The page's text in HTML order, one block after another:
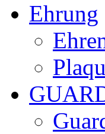
Ehrung